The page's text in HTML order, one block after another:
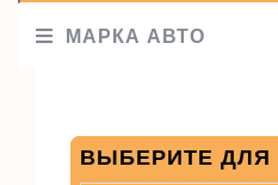
МАРКА АВТО
ВЫБЕРИТЕ ДЛЯ